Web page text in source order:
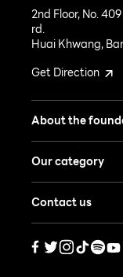
2nd Floor, No.
rd.
Huai Khwang,
Get Direction
About the
Our category
Contact us